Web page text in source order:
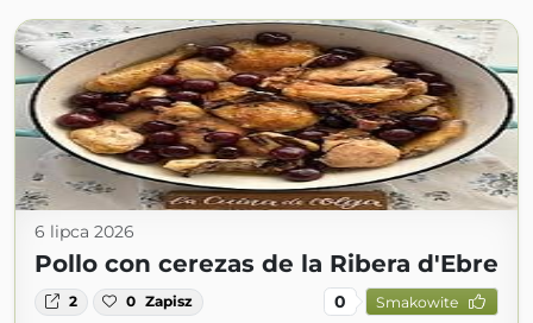
6 lipca 2026
Pollo con cerezas de la Ribera d'Ebre
2 0 Zapisz 0 Smakowite